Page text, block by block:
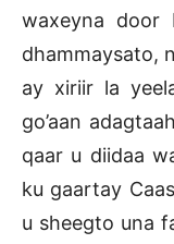
waxeyna door
dhammaysato,
ay xiriir la
go’aan
qaar u diidaa
ku gaartay
u sheegto una